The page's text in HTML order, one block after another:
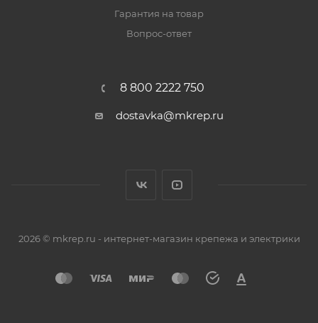
Гарантия на товар
Вопрос-ответ
8 800 2222 750
dostavka@mkrep.ru
2026 © mkrep.ru - интернет-магазин крепежа и электрики